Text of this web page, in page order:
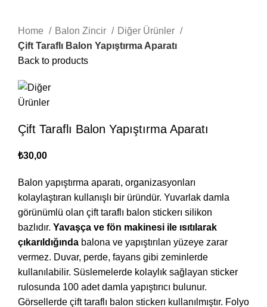
Home Balon Zincir
Diğer Ürünler
Çift Taraflı Balon Yapıştırma Aparatı
Back to products
Çift Taraflı Balon Yapıştırma Aparatı
₺30,00
Balon yapıştırma aparatı, organizasyonları
kolaylaştıran kullanışlı bir üründür. Yuvarlak damla
görünümlü olan çift taraflı balon stickerı silikon
bazlıdır. Yavaşça ve fön makinesi ile ısıtılarak
çıkarıldığında balona ve yapıştırılan yüzeye zarar
vermez. Duvar, perde, fayans gibi zeminlerde
kullanılabilir. Süslemelerde kolaylık sağlayan sticker
rulosunda 100 adet damla yapıştırıcı bulunur.
Görsellerde çift taraflı balon stickerı kullanılmıştır. Folyo